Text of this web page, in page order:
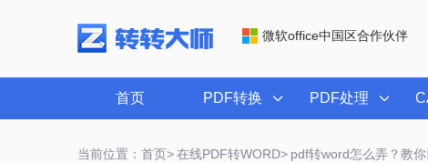
微软office中国区合作伙伴
首页 PDF转换 PDF处理
当前位置：首页> 在线PDF转WORD> pdf转word怎么弄？教你